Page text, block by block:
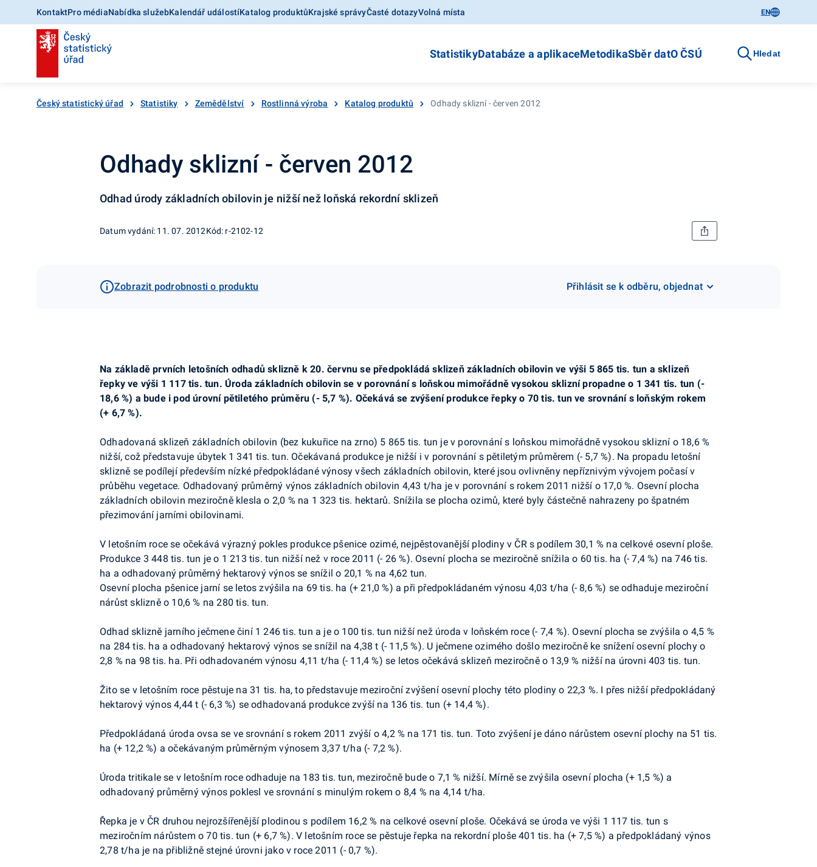
KontaktPro médiaNabídka služebKalendář událostíKatalog produktůKrajské správyČasté dotazyVolná místa EN
StatistikyDatabáze a aplikaceMetodikaSběr datO ČSÚ Hledat
Český statistický úřad Statistiky Zemědělství Rostlinná výroba Katalog produktů Odhady sklizní - červen 2012
Odhady sklizní - červen 2012
Odhad úrody základních obilovin je nižší než loňská rekordní sklizeň
Datum vydání: 11. 07. 2012Kód: r-2102-12
Zobrazit podrobnosti o produktu Přihlásit se k odběru, objednat
Na základě prvních letošních odhadů sklizně k 20. červnu se předpokládá sklizeň základních obilovin ve výši 5 865 tis. tun a sklizeň
řepky ve výši 1 117 tis. tun. Úroda základních obilovin se v porovnání s loňskou mimořádně vysokou sklizní propadne o 1 341 tis. tun (-
18,6 %) a bude i pod úrovní pětiletého průměru (- 5,7 %). Očekává se zvýšení produkce řepky o 70 tis. tun ve srovnání s loňským rokem
(+ 6,7 %).
Odhadovaná sklizeň základních obilovin (bez kukuřice na zrno) 5 865 tis. tun je v porovnání s loňskou mimořádně vysokou sklizní o 18,6 %
nižší, což představuje úbytek 1 341 tis. tun. Očekávaná produkce je nižší i v porovnání s pětiletým průměrem (- 5,7 %). Na propadu letošní
sklizně se podílejí především nízké předpokládané výnosy všech základních obilovin, které jsou ovlivněny nepříznivým vývojem počasí v
průběhu vegetace. Odhadovaný průměrný výnos základních obilovin 4,43 t/ha je v porovnání s rokem 2011 nižší o 17,0 %. Osevní plocha
základních obilovin meziročně klesla o 2,0 % na 1 323 tis. hektarů. Snížila se plocha ozimů, které byly částečně nahrazeny po špatném
přezimování jarními obilovinami.
V letošním roce se očekává výrazný pokles produkce pšenice ozimé, nejpěstovanější plodiny v ČR s podílem 30,1 % na celkové osevní ploše.
Produkce 3 448 tis. tun je o 1 213 tis. tun nižší než v roce 2011 (- 26 %). Osevní plocha se meziročně snížila o 60 tis. ha (- 7,4 %) na 746 tis.
ha a odhadovaný průměrný hektarový výnos se snížil o 20,1 % na 4,62 tun.
Osevní plocha pšenice jarní se letos zvýšila na 69 tis. ha (+ 21,0 %) a při předpokládaném výnosu 4,03 t/ha (- 8,6 %) se odhaduje meziroční
nárůst sklizně o 10,6 % na 280 tis. tun.
Odhad sklizně jarního ječmene činí 1 246 tis. tun a je o 100 tis. tun nižší než úroda v loňském roce (- 7,4 %). Osevní plocha se zvýšila o 4,5 %
na 284 tis. ha a odhadovaný hektarový výnos se snížil na 4,38 t (- 11,5 %). U ječmene ozimého došlo meziročně ke snížení osevní plochy o
2,8 % na 98 tis. ha. Při odhadovaném výnosu 4,11 t/ha (- 11,4 %) se letos očekává sklizeň meziročně o 13,9 % nižší na úrovni 403 tis. tun.
Žito se v letošním roce pěstuje na 31 tis. ha, to představuje meziroční zvýšení osevní plochy této plodiny o 22,3 %. I přes nižší předpokládaný
hektarový výnos 4,44 t (- 6,3 %) se odhadovaná produkce zvýší na 136 tis. tun (+ 14,4 %).
Předpokládaná úroda ovsa se ve srovnání s rokem 2011 zvýší o 4,2 % na 171 tis. tun. Toto zvýšení je dáno nárůstem osevní plochy na 51 tis.
ha (+ 12,2 %) a očekávaným průměrným výnosem 3,37 t/ha (- 7,2 %).
Úroda tritikale se v letošním roce odhaduje na 183 tis. tun, meziročně bude o 7,1 % nižší. Mírně se zvýšila osevní plocha (+ 1,5 %) a
odhadovaný průměrný výnos poklesl ve srovnání s minulým rokem o 8,4 % na 4,14 t/ha.
Řepka je v ČR druhou nejrozšířenější plodinou s podílem 16,2 % na celkové osevní ploše. Očekává se úroda ve výši 1 117 tis. tun s
meziročním nárůstem o 70 tis. tun (+ 6,7 %). V letošním roce se pěstuje řepka na rekordní ploše 401 tis. ha (+ 7,5 %) a předpokládaný výnos
2,78 t/ha je na přibližně stejné úrovni jako v roce 2011 (- 0,7 %).